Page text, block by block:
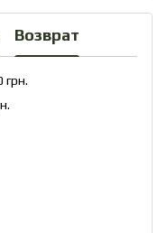
Возврат
грн.